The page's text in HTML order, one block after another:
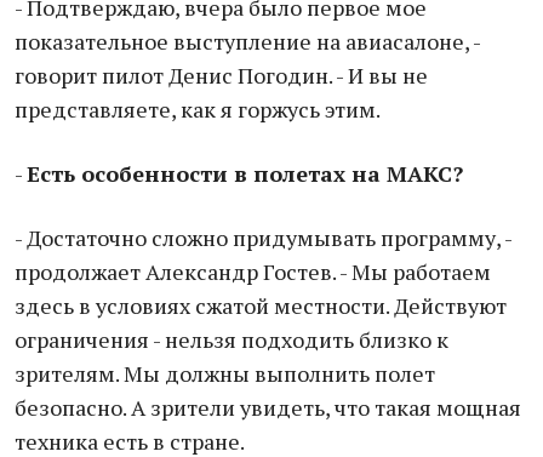
- Подтверждаю, вчера было первое мое
показательное выступление на авиасалоне, -
говорит пилот Денис Погодин. - И вы не
представляете, как я горжусь этим.
-Есть особенности в полетах на МАКС?
- Достаточно сложно придумывать программу, -
продолжает Александр Гостев. - Мы работаем
здесь в условиях сжатой местности. Действуют
ограничения - нельзя подходить близко к
зрителям. Мы должны выполнить полет
безопасно. А зрители увидеть, что такая мощная
техника есть в стране.